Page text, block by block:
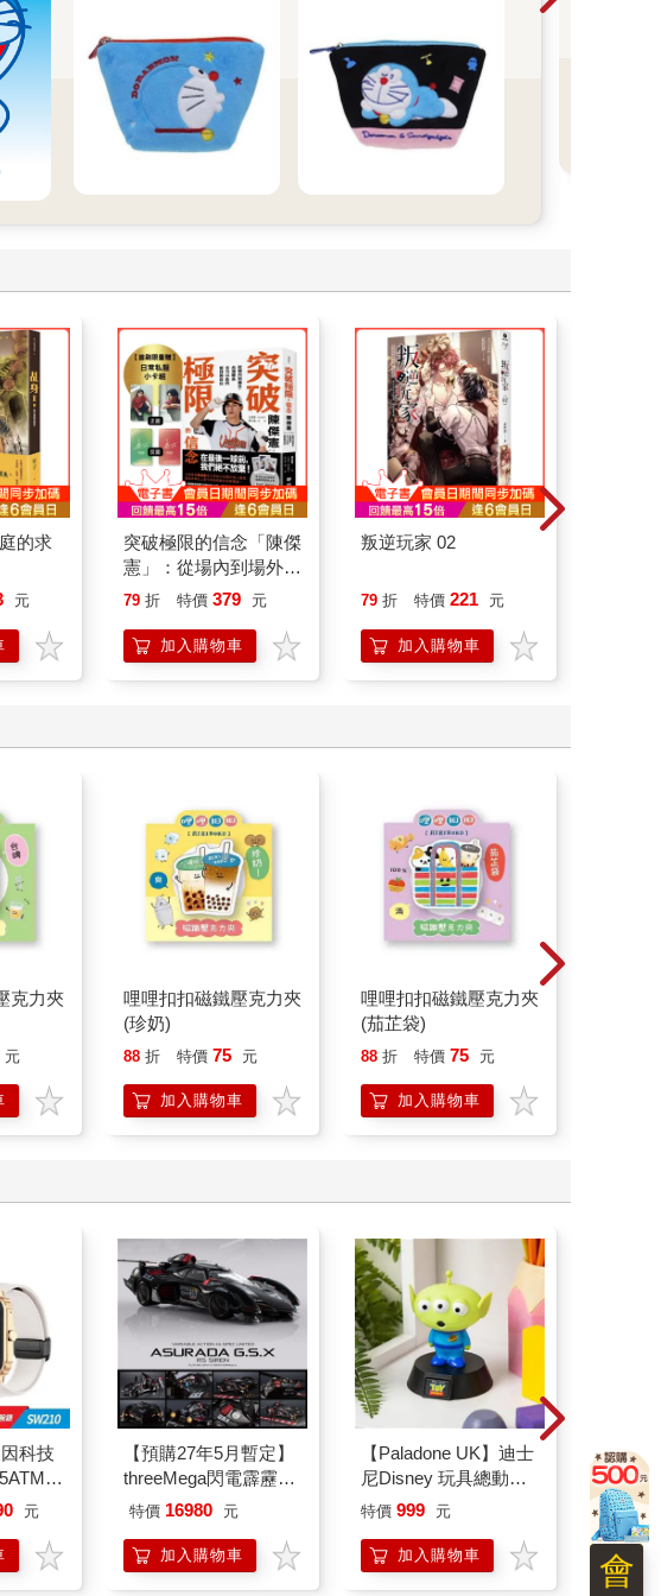
的求
元
突破極限的信念「陳傑
憲」：從場內到場外，
台灣隊長全力以赴的堅
「日常私服小卡組」）
79 折 特價 379 元
加入購物車
叛逆玩家 02
79 折 特價 221 元
加入購物車
克力夾
元
哩哩扣扣磁鐵壓克力夾
(珍奶)
88 折 特價 75 元
加入購物車
哩哩扣扣磁鐵壓克力夾
(茄芷袋)
88 折 特價 75 元
加入購物車
科技
游
通話腕
元
【預購27年5月暫定】
threeMega閃電霹靂車
VA Hi-SPEC UNITED
SIREN 黑色限定
特價 16980 元
加入購物車
【Paladone UK】迪士
尼Disney 玩具總動員
三眼怪造型 ICON小夜
特價 999 元
加入購物車
電馭叛
(藍光
特價
會